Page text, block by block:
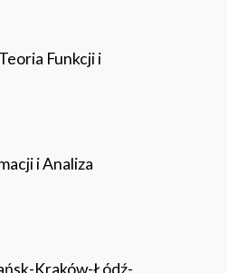
Funkcji i
i Analiza